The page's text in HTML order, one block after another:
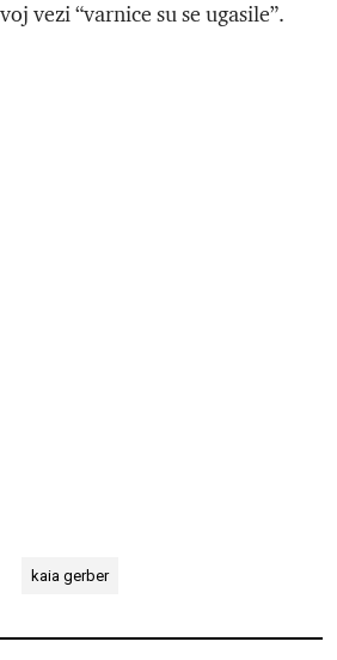
vezi “varnice su se ugasile”.
kaia gerber